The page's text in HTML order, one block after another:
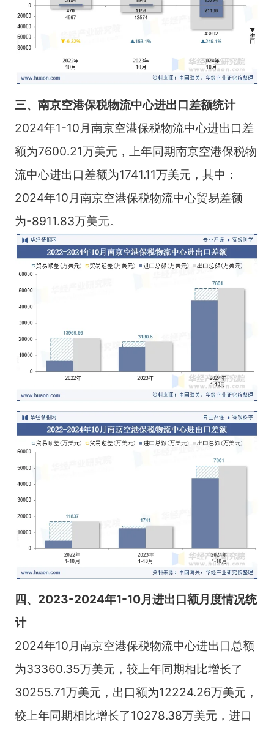
三、南京空港保税物流中心进出口差额统计
2024年1-10月南京空港保税物流中心进出口差
额为7600.21万美元，上年同期南京空港保税物
流中心进出口差额为1741.11万美元，其中：
2024年10月南京空港保税物流中心贸易差额
为-8911.83万美元。
四、 2023-2024年1-10月进出口额月度情况统
计
2024年10月南京空港保税物流中心进出口总额
为33360.35万美元，较上年同期相比增长了
30255.71万美元，出口额为12224.26万美元，
较上年同期相比增长了10278.38万美元，进口